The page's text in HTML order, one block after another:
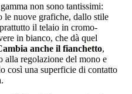
non sono tantissimi:
le nuove grafiche, dallo stile
il telaio in cromo-
in bianco, che dà quel
anche il fianchetto,
alla regolazione del mono e
così una superficie di contatto